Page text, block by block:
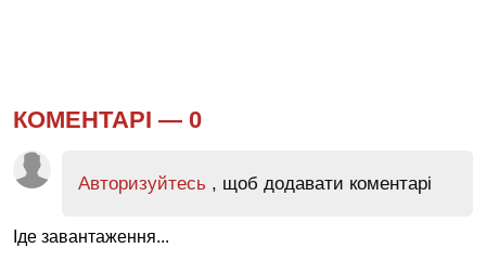
КОМЕНТАРІ — 0
Авторизуйтесь , щоб додавати коментарі
Іде завантаження...